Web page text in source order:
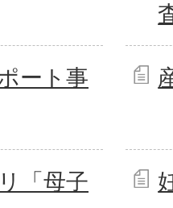
ート事
「母子